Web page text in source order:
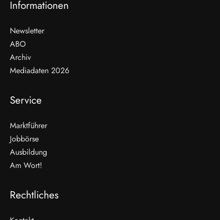
Informationen
Newsletter
ABO
Archiv
Mediadaten 2026
Service
Marktführer
Jobbörse
Ausbildung
Am Wort!
Rechtliches